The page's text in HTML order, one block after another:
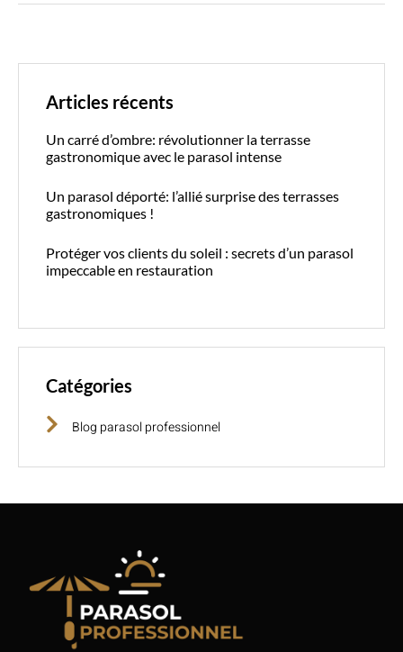
Articles récents
Un carré d’ombre: révolutionner la terrasse
gastronomique avec le parasol intense
Un parasol déporté: l’allié surprise des terrasses
gastronomiques !
Protéger vos clients du soleil : secrets d’un parasol
impeccable en restauration
Catégories
Blog parasol professionnel